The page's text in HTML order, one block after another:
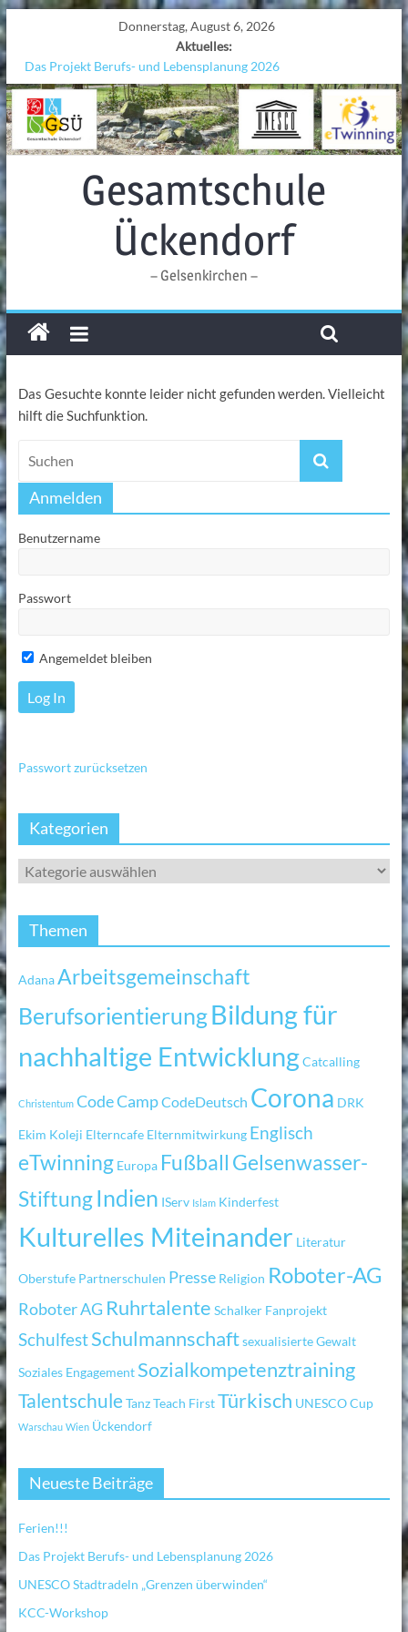
Donnerstag, August 6, 2026
Aktuelles:
Das Projekt Berufs- und Lebensplanung 2026
UNESCO Stadtradeln „Grenzen überwinden“
KCC-Workshop
Sicherheit auf den Wellen: Lehrkräfte bilden sich in Alicante fort
Ferien!!!
Gesamtschule
Ückendorf
– Gelsenkirchen –
Das Gesuchte konnte leider nicht gefunden werden. Vielleicht
hilft die Suchfunktion.
Anmelden
Benutzername
Passwort
Angemeldet bleiben
Passwort zurücksetzen
Kategorien
Themen
AdanaArbeitsgemeinschaft
BerufsorientierungBildung für
nachhaltige EntwicklungCatcalling
Christentum Code CampCodeDeutsch Corona DRK
Ekim Koleji Elterncafe Elternmitwirkung Englisch
eTwinning Europa Fußball Gelsenwasser-
StiftungIndien IServ Islam Kinderfest
Kulturelles Miteinander Literatur
Oberstufe Partnerschulen Presse Religion Roboter-AG
Roboter AG Ruhrtalente Schalker Fanprojekt
SchulfestSchulmannschaftsexualisierte Gewalt
Soziales Engagement Sozialkompetenztraining
TalentschuleTanzTeach FirstTürkisch UNESCO Cup
Warschau Wien Ückendorf
Neueste Beiträge
Ferien!!!
Das Projekt Berufs- und Lebensplanung 2026
UNESCO Stadtradeln „Grenzen überwinden“
KCC-Workshop